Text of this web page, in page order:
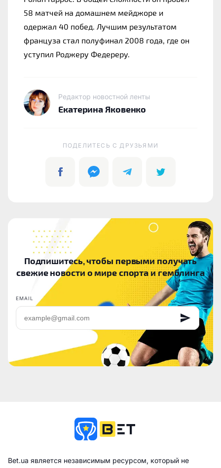
58 матчей на домашнем мейджоре и
одержал 40 побед. Лучшим результатом
француза стал полуфинал 2008 года, где он
уступил Роджеру Федереру.
Редактор новостной ленты
Екатерина Яковенко
ПОДЕЛИТЕСЬ C ДРУЗЬЯМИ
Подпишитесь, чтобы первыми получать
свежие новости о мире спорта и гемблинга
EMAIL
Bet.ua является независимым ресурсом, который не